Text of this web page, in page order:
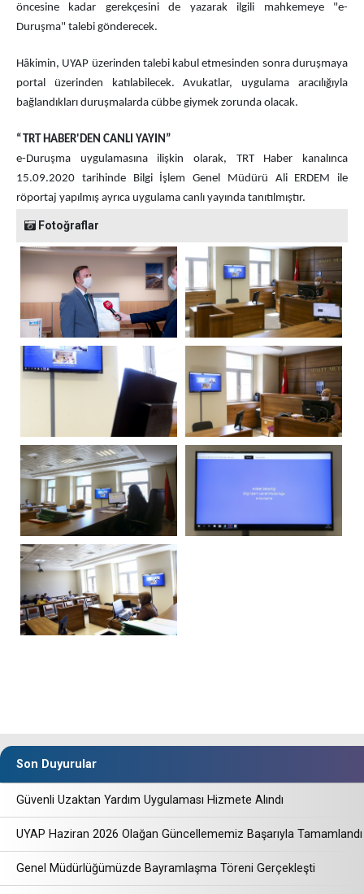
öncesine kadar gerekçesini de yazarak ilgili mahkemeye "e-
Duruşma" talebi gönderecek.
Hâkimin, UYAP üzerinden talebi kabul etmesinden sonra duruşmaya
portal üzerinden katılabilecek. Avukatlar, uygulama aracılığıyla
bağlandıkları duruşmalarda cübbe giymek zorunda olacak.
“TRT HABER'DEN CANLI YAYIN”
e-Duruşma uygulamasına ilişkin olarak, TRT Haber kanalınca
15.09.2020 tarihinde Bilgi İşlem Genel Müdürü Ali ERDEM ile
röportaj yapılmış ayrıca uygulama canlı yayında tanıtılmıştır.
Fotoğraflar
Son Duyurular
Güvenli Uzaktan Yardım Uygulaması Hizmete Alındı
UYAP Haziran 2026 Olağan Güncellememiz Başarıyla Tamamlandı
Genel Müdürlüğümüzde Bayramlaşma Töreni Gerçekleşti